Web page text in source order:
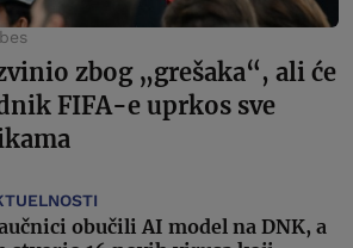
zbog „grešaka“, ali će
FIFA-e uprkos sve
obučili AI model na DNK, a